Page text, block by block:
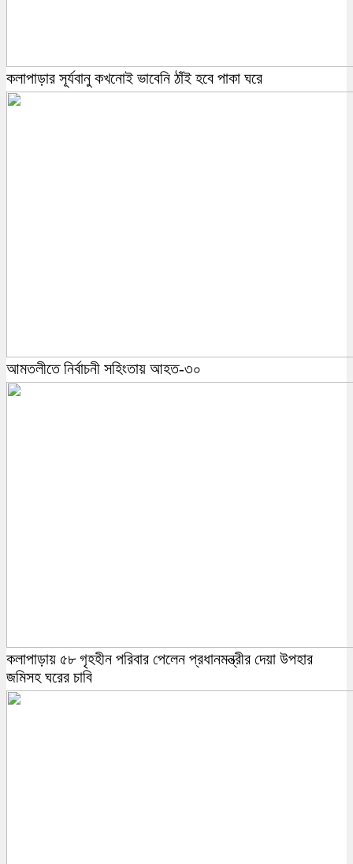
কলাপাড়ার সূর্যবানু কখনোই ভাবেনি ঠাঁই হবে পাকা ঘরে
আমতলীতে নির্বাচনী সহিংতায় আহত-৩০
কলাপাড়ায় ৫৮ গৃহহীন পরিবার পেলেন প্রধানমন্ত্রীর দেয়া উপহার
জমিসহ ঘরের চাবি